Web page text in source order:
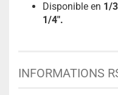
Disponible en 1/
1/4".
INFORMATIONS